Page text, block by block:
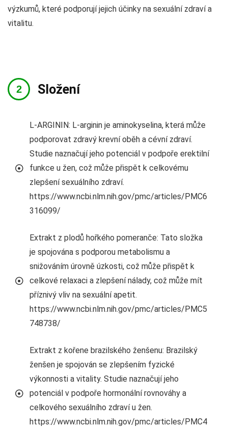
výzkumů, které podporují jejich účinky na sexuální zdraví a
vitalitu.
Složení
L-ARGININ: L-arginin je aminokyselina, která může
podporovat zdravý krevní oběh a cévní zdraví.
Studie naznačují jeho potenciál v podpoře erektilní
funkce u žen, což může přispět k celkovému
zlepšení sexuálního zdraví.
https://www.ncbi.nlm.nih.gov/pmc/articles/PMC6
316099/
Extrakt z plodů hořkého pomeranče: Tato složka
je spojována s podporou metabolismu a
snižováním úrovně úzkosti, což může přispět k
celkové relaxaci a zlepšení nálady, což může mít
příznivý vliv na sexuální apetit.
https://www.ncbi.nlm.nih.gov/pmc/articles/PMC5
748738/
Extrakt z kořene brazilského ženšenu: Brazilský
ženšen je spojován se zlepšením fyzické
výkonnosti a vitality. Studie naznačují jeho
potenciál v podpoře hormonální rovnováhy a
celkového sexuálního zdraví u žen.
https://www.ncbi.nlm.nih.gov/pmc/articles/PMC4